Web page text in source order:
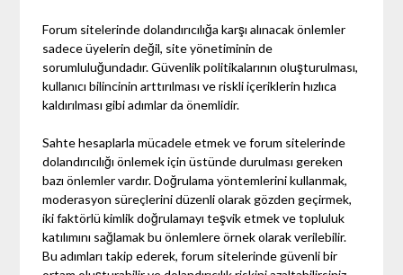
Forum sitelerinde dolandırıcılığa karşı alınacak önlemler
sadece üyelerin değil, site yönetiminin de
sorumluluğundadır. Güvenlik politikalarının oluşturulması,
kullanıcı bilincinin arttırılması ve riskli içeriklerin hızlıca
kaldırılması gibi adımlar da önemlidir.
Sahte hesaplarla mücadele etmek ve forum sitelerinde
dolandırıcılığı önlemek için üstünde durulması gereken
bazı önlemler vardır. Doğrulama yöntemlerini kullanmak,
moderasyon süreçlerini düzenli olarak gözden geçirmek,
iki faktörlü kimlik doğrulamayı teşvik etmek ve topluluk
katılımını sağlamak bu önlemlere örnek olarak verilebilir.
Bu adımları takip ederek, forum sitelerinde güvenli bir